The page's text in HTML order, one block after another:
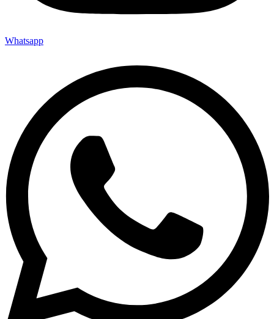
Whatsapp